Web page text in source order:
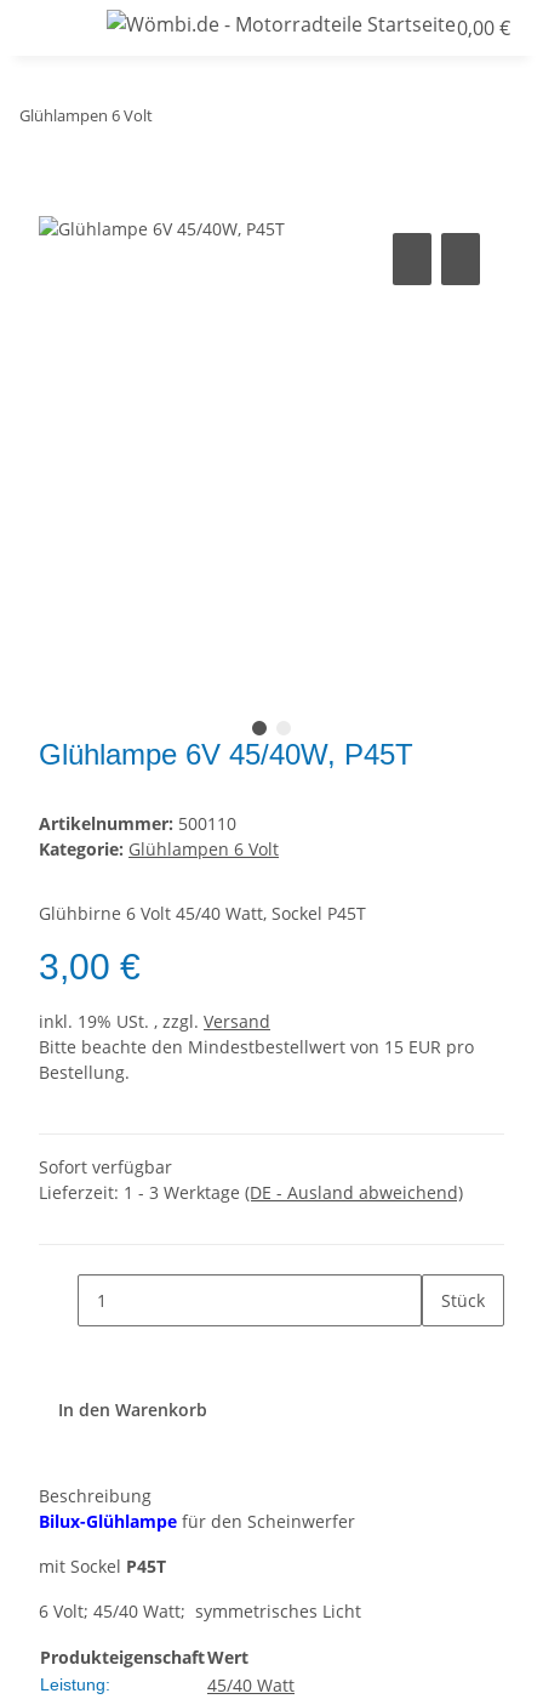
0,00 €
Glühlampen 6 Volt
Glühlampe 6V 45/40W, P45T
Artikelnummer: 500110
Kategorie: Glühlampen 6 Volt
Glühbirne 6 Volt 45/40 Watt, Sockel P45T
3,00 €
inkl. 19% USt. , zzgl. Versand
Bitte beachte den Mindestbestellwert von 15 EUR pro
Bestellung.
Sofort verfügbar
Lieferzeit: 1 - 3 Werktage (DE - Ausland abweichend)
Stück
In den Warenkorb
Beschreibung
Bilux-Glühlampe für den Scheinwerfer
mit Sockel P45T
6 Volt; 45/40 Watt; symmetrisches Licht
ProdukteigenschaftWert
Leistung:
45/40 Watt